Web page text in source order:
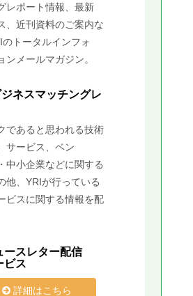
レポート情報、最新
、近刊資料のご案内な
のトータルインフォ
ンメールマガジン。
ネスマッチングレ
であると思われる技術
サービス、ベン
中小企業などに関する
他、YRIが行っている
ビスに関する情報を配
ースレター配信
ビス
詳細はこちら